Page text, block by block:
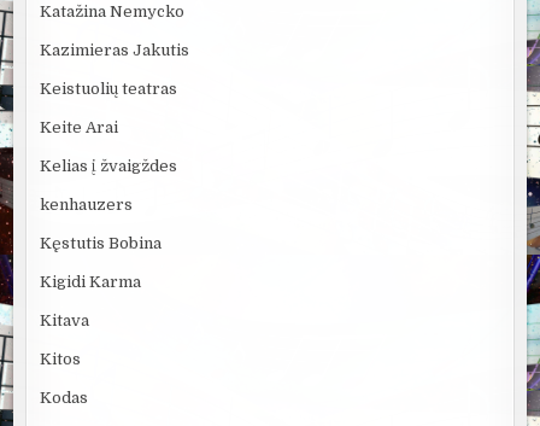
Katažina Nemycko
Kazimieras Jakutis
Keistuolių teatras
Keite Arai
Kelias į žvaigždes
kenhauzers
Kęstutis Bobina
Kigidi Karma
Kitava
Kitos
Kodas